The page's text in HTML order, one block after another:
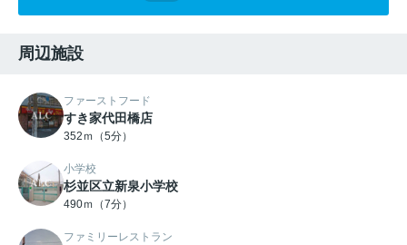
周辺施設
ファーストフード
すき家代田橋店
352ｍ（5分）
小学校
杉並区立新泉小学校
490ｍ（7分）
ファミリーレストラン